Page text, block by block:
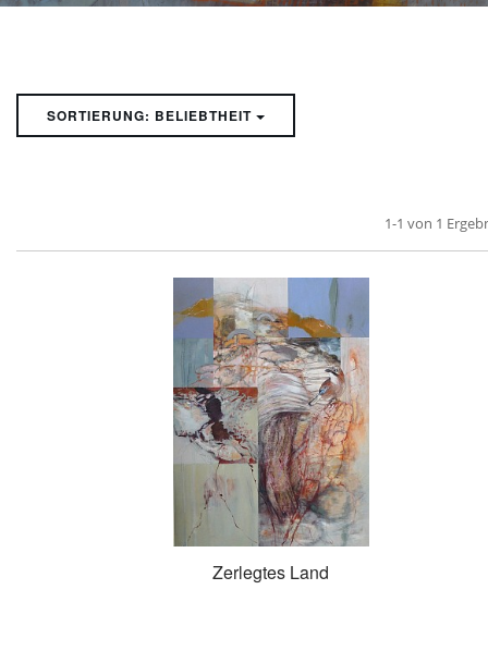
SORTIERUNG: BELIEBTHEIT
1-1 von 1
Zerlegtes Land